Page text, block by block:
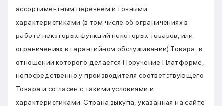
ассортиментным перечнем и точными
характеристиками (в том числе об ограничениях в
работе некоторых функций некоторых товаров, или
ограничениях в гарантийном обслуживании) Товара, в
отношении которого делается Поручение Платформе,
непосредственно у производителя соответствующего
Товара и согласен с такими условиями и
характеристиками. Страна выкупа, указанная на сайте